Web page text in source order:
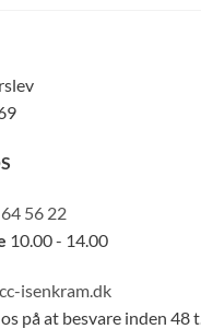
56 22
10.00 - 14.00
isenkram.dk
på at besvare inden 48 t.